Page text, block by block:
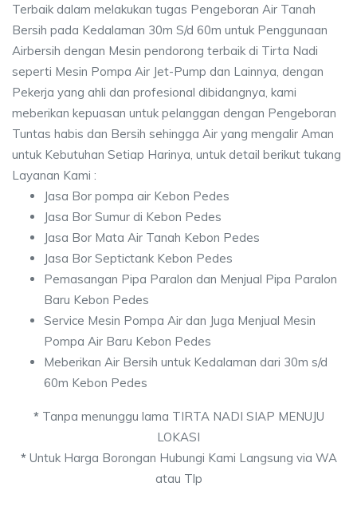
Terbaik dalam melakukan tugas Pengeboran Air Tanah
Bersih pada Kedalaman 30m S/d 60m untuk Penggunaan
Airbersih dengan Mesin pendorong terbaik di Tirta Nadi
seperti Mesin Pompa Air Jet-Pump dan Lainnya, dengan
Pekerja yang ahli dan profesional dibidangnya, kami
meberikan kepuasan untuk pelanggan dengan Pengeboran
Tuntas habis dan Bersih sehingga Air yang mengalir Aman
untuk Kebutuhan Setiap Harinya, untuk detail berikut tukang
Layanan Kami :
Jasa Bor pompa air Kebon Pedes
Jasa Bor Sumur di Kebon Pedes
Jasa Bor Mata Air Tanah Kebon Pedes
Jasa Bor Septictank Kebon Pedes
Pemasangan Pipa Paralon dan Menjual Pipa Paralon
Baru Kebon Pedes
Service Mesin Pompa Air dan Juga Menjual Mesin
Pompa Air Baru Kebon Pedes
Meberikan Air Bersih untuk Kedalaman dari 30m s/d
60m Kebon Pedes
*Tanpa menunggu lama TIRTA NADI SIAP MENUJU
LOKASI
*Untuk Harga Borongan Hubungi Kami Langsung via WA
atau Tlp